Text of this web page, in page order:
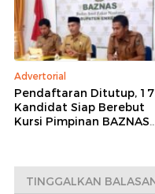
Advertorial
Pendaftaran Ditutup, 17
Kandidat Siap Berebut
Kursi Pimpinan BAZNAS
TINGGALKAN